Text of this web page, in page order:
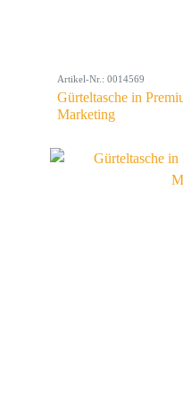
Artikel-Nr.: 0014569
Gürteltasche in
Marketing